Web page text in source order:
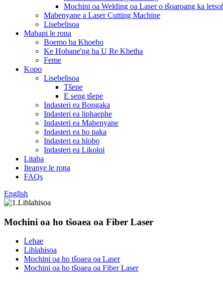
Mochini oa Welding oa Laser o tšoaroang ka
Mabenyane a Laser Cutting Machine
Lisebelisoa
Mabapi le rona
Boemo ba Khoebo
Ke Hobane'ng ha U Re Khetha
Feme
Kopo
Lisebelisoa
Tšepe
E seng tšepe
Indasteri ea Bongaka
Indasteri ea liphaephe
Indasteri ea Mabenyane
Indasteri ea ho paka
Indasteri ea hlobo
Indasteri ea Likoloi
Litaba
Iteanye le rona
FAQs
English
Mochini oa ho tšoaea oa Fiber Laser
Lehae
Lihlahisoa
Mochini oa ho tšoaea oa Laser
Mochini oa ho tšoaea oa Fiber Laser